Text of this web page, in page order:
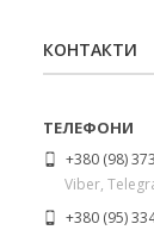
КОНТАКТИ
+380 (98)
Viber,
+380 (95)